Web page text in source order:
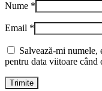
Nume *
Email *
Salvează-mi
pentru data viitoare când